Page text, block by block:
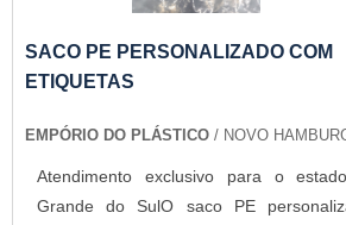
SACO PE PERSONALIZADO COM
ETIQUETAS
EMPÓRIO DO PLÁSTICO / NOVO
Atendimento exclusivo para o
Grande do SulO saco PE